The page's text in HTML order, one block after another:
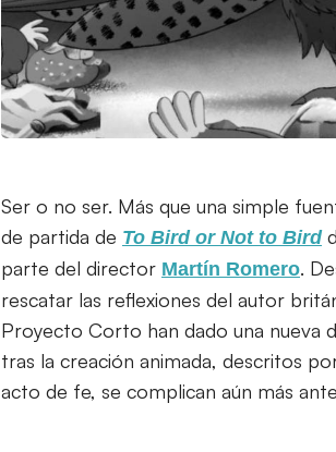
Ser o no ser. Más que una simple
de partida de To Bird or Not to Bird
parte del director Martín Romero.
rescatar las reflexiones del autor
Proyecto Corto han dado una nueva
tras la creación animada, descritos
acto de fe, se complican aún más